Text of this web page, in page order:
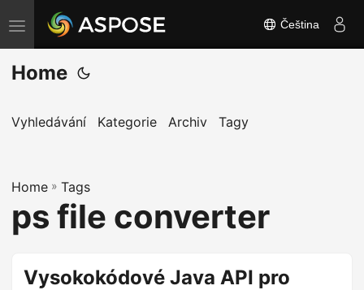
P
ř
e
n
t
n
a
Čeština
Home
Vyhledávání Kategorie Archiv Tagy
Home » Tags
ps file converter
Vysokokódové Java API pro